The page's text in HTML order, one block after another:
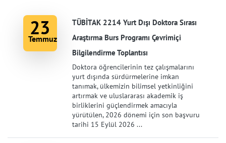
23
Temmuz
TÜBİTAK 2214 Yurt Dışı Doktora Sırası
Araştırma Burs Programı Çevrimiçi
Bilgilendirme Toplantısı
Doktora öğrencilerinin tez çalışmalarını
yurt dışında sürdürmelerine imkan
tanımak, ülkemizin bilimsel yetkinliğini
artırmak ve uluslararası akademik iş
birliklerini güçlendirmek amacıyla
yürütülen, 2026 dönemi için son başvuru
tarihi 15 Eylül 2026 ...